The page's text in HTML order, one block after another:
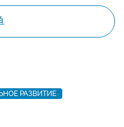
РАЗВИТИЕ